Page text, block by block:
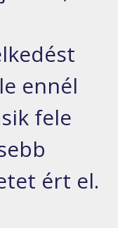
ennél
fele
ért el.